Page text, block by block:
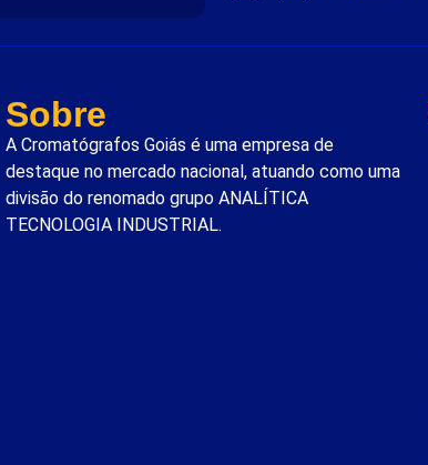
Sobre
A Cromatógrafos Goiás é uma empresa de
destaque no mercado nacional, atuando como uma
divisão do renomado grupo ANALÍTICA
TECNOLOGIA INDUSTRIAL.